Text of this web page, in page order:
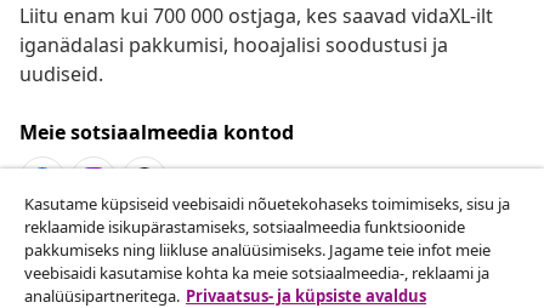
Liitu enam kui 700 000 ostjaga, kes saavad vidaXL-ilt
iganädalasi pakkumisi, hooajalisi soodustusi ja
uudiseid.
Meie sotsiaalmeedia kontod
Lepingust taganemine
Esita oma tellimuse kohta tagastamissoov.
Kasutame küpsiseid veebisaidi nõuetekohaseks toimimiseks, sisu ja
reklaamide isikupärastamiseks, sotsiaalmeedia funktsioonide
pakkumiseks ning liikluse analüüsimiseks. Jagame teie infot meie
veebisaidi kasutamise kohta ka meie sotsiaalmeedia-, reklaami ja
analüüsipartneritega. Privaatsus- ja küpsiste avaldus